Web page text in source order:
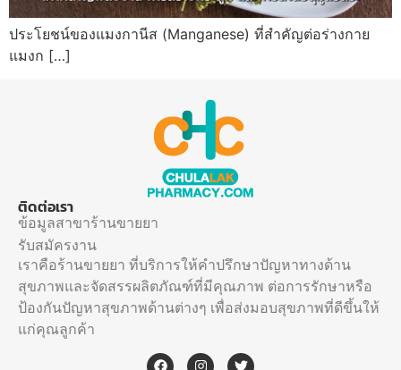
ประโยชน์ของแมงกานีส (Manganese) ที่สำคัญต่อร่างกาย
แมงก […]
ติดต่อเรา
ข้อมูลสาขาร้านขายยา
รับสมัครงาน
เราคือร้านขายยา ที่บริการให้คำปรึกษาปัญหาทางด้าน
สุขภาพและจัดสรรผลิตภัณฑ์ที่มีคุณภาพ ต่อการรักษาหรือ
ป้องกันปัญหาสุขภาพด้านต่างๆ เพื่อส่งมอบสุขภาพที่ดีขึ้นให้
แก่คุณลูกค้า